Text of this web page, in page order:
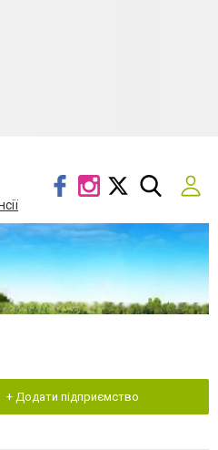
+ Додати підприємство